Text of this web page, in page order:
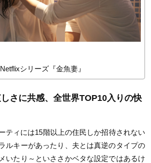
Netflixシリーズ『金魚妻』
さに共感、全世界TOP10入りの快
ティには15階以上の住民しか招待されない
ルキーがあったり、夫とは真逆のタイプの
いたり～といささかベタな設定ではあるけ